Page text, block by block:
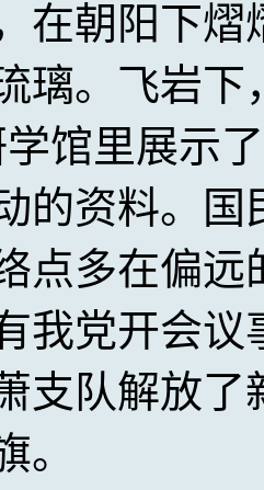
在朝阳下
璃。飞岩下
学馆里展示
的资料。
点多在偏
我党开会议
支队解放
。